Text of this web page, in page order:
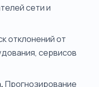
сети и
отклонений от
сервисов
Прогнозирование